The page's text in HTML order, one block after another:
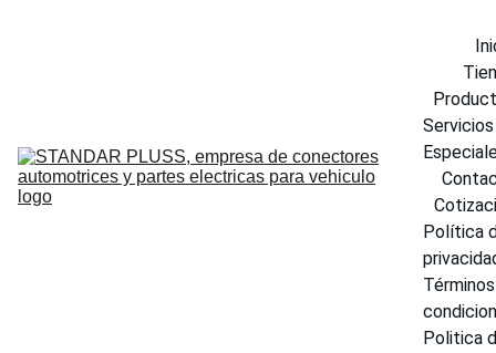
Servicios
Política
Politica